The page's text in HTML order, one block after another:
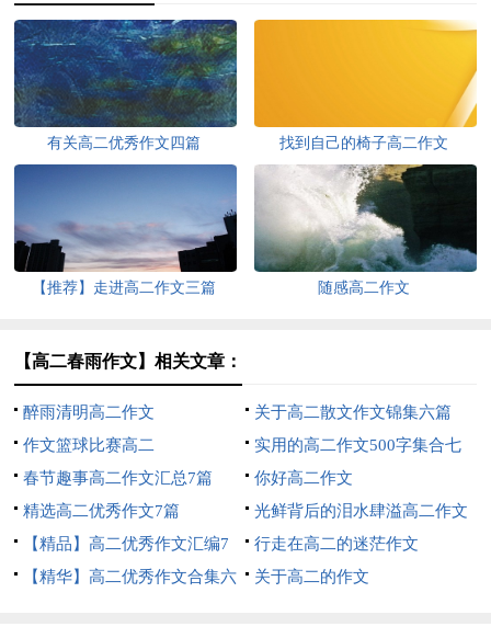
有关高二优秀作文四篇 找到自己的椅子高二作文
【推荐】走进高二作文三篇 随感高二作文
【高二春雨作文】相关文章：
醉雨清明高二作文
关于高二散文作文锦集六篇
作文篮球比赛高二
实用的高二作文500字集合七
篇
春节趣事高二作文汇总7篇
你好高二作文
精选高二优秀作文7篇
光鲜背后的泪水肆溢高二作文
【精品】高二优秀作文汇编7
篇
行走在高二的迷茫作文
【精华】高二优秀作文合集六
关于高二的作文